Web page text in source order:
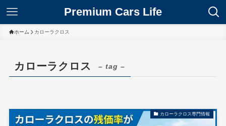
Premium Cars Life
ホーム カローラクロス
カローラクロス – tag –
カローラクロス専門情報